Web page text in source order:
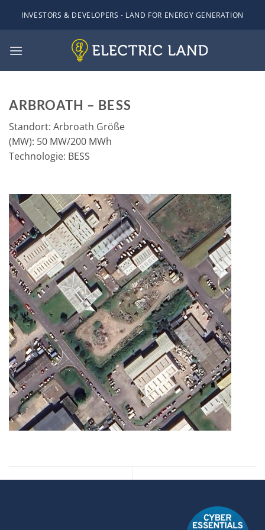
InhaltINVESTORS & DEVELOPERS - LAND FOR ENERGY GENERATION
ARBROATH – BESS
Standort: Arbroath Größe
(MW): 50 MW/200 MWh
Technologie: BESS